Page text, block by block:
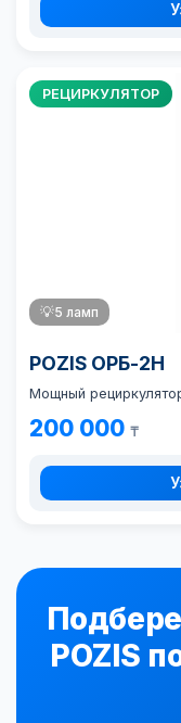
РЕЦИРКУЛЯТОР
💡5 ламп
POZIS ОРБ-2Н
Мощный
200 000 ₸
POZIS